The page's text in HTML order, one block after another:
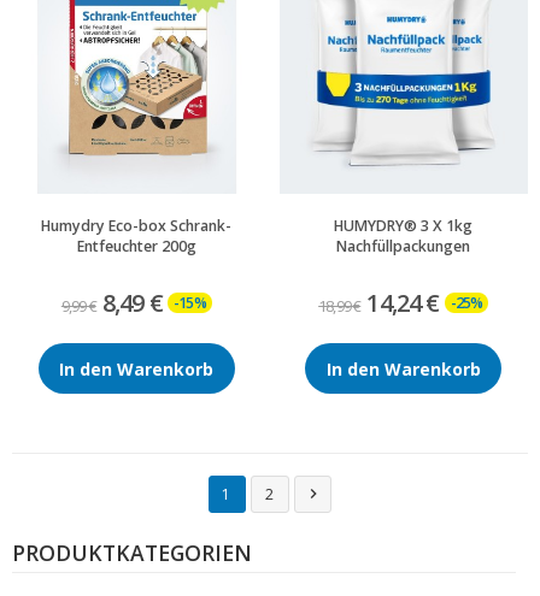
PRODUKTKATEGORIEN
Humydry Eco-box Schrank-
Entfeuchter 200g
9,99 € 8,49 € -15%
In den Warenkorb
HUMYDRY® 3 X 1kg
Nachfüllpackungen
18,99 € 14,24 € -25%
In den Warenkorb
1 2 